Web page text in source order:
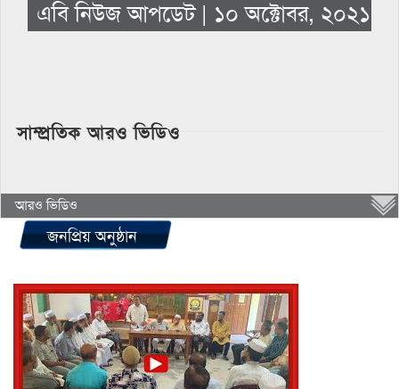
এবি নিউজ আপডেট | ১০ অক্টোবর, ২০২১
সাম্প্রতিক আরও ভিডিও
আরও ভিডিও
জনপ্রিয় অনুষ্ঠান